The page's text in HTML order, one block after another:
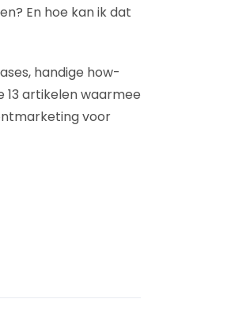
En hoe kan ik dat
handige how-
13 artikelen waarmee
voor